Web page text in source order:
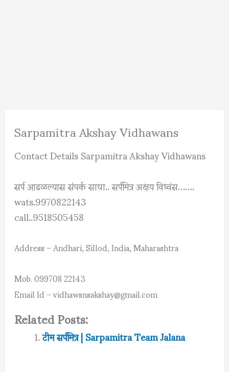
Sarpamitra Akshay Vidhawans
Contact Details Sarpamitra Akshay Vidhawans
सर्प आढळल्यास संपर्क साधा.. सर्पमित्र अक्षय विध्वंस…….
wats.9970822143
call..9518505458
Address – Andhari, Sillod, India, Maharashtra
Mob. 099708 22143
Email Id – vidhawsnsakshay@gmail.com
Related Posts:
टीम सर्पमित्र | Sarpamitra Team Jalana